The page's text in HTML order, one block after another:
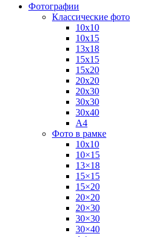
Фотографии
Классические фото
10х10
10х15
13х18
15х15
15х20
20х20
20х30
30х30
30х40
А4
Фото в рамке
10х10
10×15
13×18
15×15
15×20
20×20
20×30
30×30
30×40